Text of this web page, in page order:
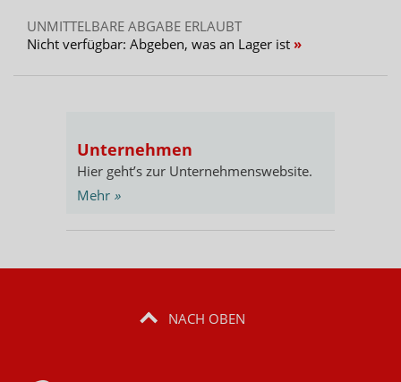
UNMITTELBARE ABGABE ERLAUBT
Nicht verfügbar: Abgeben, was an Lager ist
Unternehmen
Hier geht’s zur Unternehmenswebsite.
Mehr »
NACH OBEN